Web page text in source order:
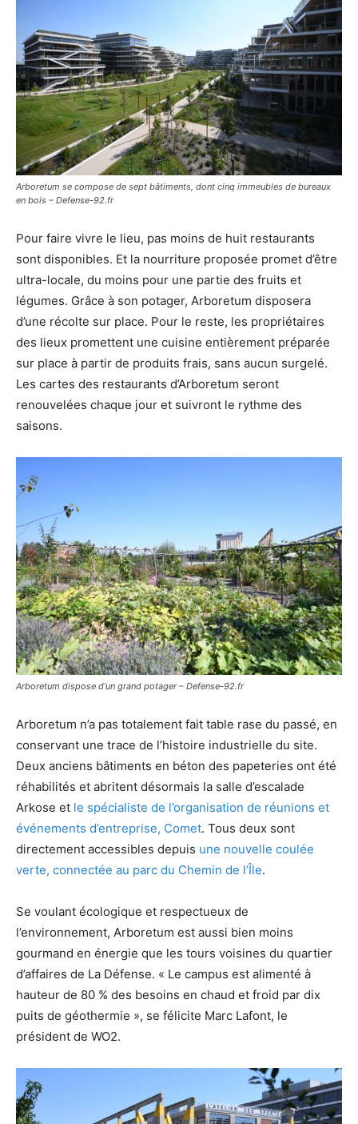
Arboretum se compose de sept bâtiments, dont cinq immeubles de bureaux
en bois – Defense-92.fr
Pour faire vivre le lieu, pas moins de huit restaurants
sont disponibles. Et la nourriture proposée promet d’être
ultra-locale, du moins pour une partie des fruits et
légumes. Grâce à son potager, Arboretum disposera
d’une récolte sur place. Pour le reste, les propriétaires
des lieux promettent une cuisine entièrement préparée
sur place à partir de produits frais, sans aucun surgelé.
Les cartes des restaurants d’Arboretum seront
renouvelées chaque jour et suivront le rythme des
saisons.
Arboretum dispose d’un grand potager – Defense-92.fr
Arboretum n’a pas totalement fait table rase du passé, en
conservant une trace de l’histoire industrielle du site.
Deux anciens bâtiments en béton des papeteries ont été
réhabilités et abritent désormais la salle d’escalade
Arkose et le spécialiste de l’organisation de réunions et
événements d’entreprise, Comet. Tous deux sont
directement accessibles depuis une nouvelle coulée
verte, connectée au parc du Chemin de l’Île.
Se voulant écologique et respectueux de
l’environnement, Arboretum est aussi bien moins
gourmand en énergie que les tours voisines du quartier
d’affaires de La Défense. « Le campus est alimenté à
hauteur de 80 % des besoins en chaud et froid par dix
puits de géothermie », se félicite Marc Lafont, le
président de WO2.